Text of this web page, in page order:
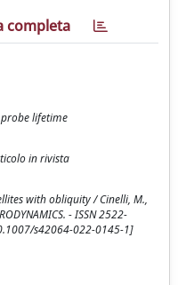
completa
lifetime
in rivista
with obliquity / Cinelli, M.,
- ISSN 2522-
s42064-022-0145-1]